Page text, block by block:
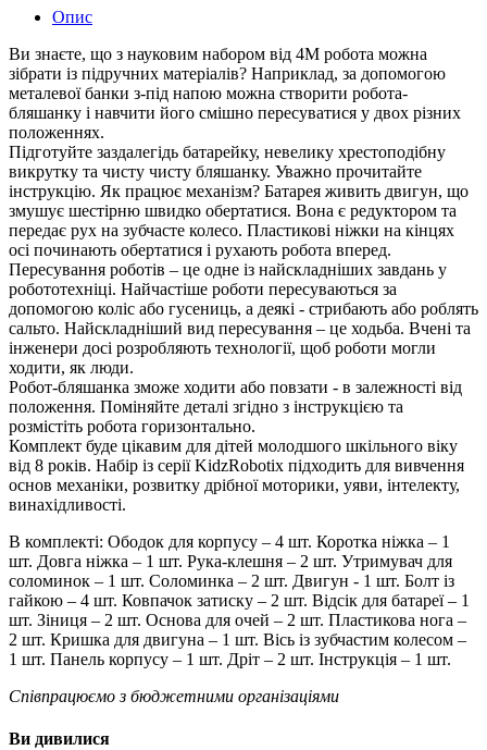
Опис
Ви знаєте, що з науковим набором від 4М робота можна
зібрати із підручних матеріалів? Наприклад, за допомогою
металевої банки з-під напою можна створити робота-
бляшанку і навчити його смішно пересуватися у двох різних
положеннях.
Підготуйте заздалегідь батарейку, невелику хрестоподібну
викрутку та чисту чисту бляшанку. Уважно прочитайте
інструкцію. Як працює механізм? Батарея живить двигун, що
змушує шестірню швидко обертатися. Вона є редуктором та
передає рух на зубчасте колесо. Пластикові ніжки на кінцях
осі починають обертатися і рухають робота вперед.
Пересування роботів – це одне із найскладніших завдань у
робототехніці. Найчастіше роботи пересуваються за
допомогою коліс або гусениць, а деякі - стрибають або роблять
сальто. Найскладніший вид пересування – це ходьба. Вчені та
інженери досі розробляють технології, щоб роботи могли
ходити, як люди.
Робот-бляшанка зможе ходити або повзати - в залежності від
положення. Поміняйте деталі згідно з інструкцією та
розмістіть робота горизонтально.
Комплект буде цікавим для дітей молодшого шкільного віку
від 8 років. Набір із серії KidzRobotix підходить для вивчення
основ механіки, розвитку дрібної моторики, уяви, інтелекту,
винахідливості.
В комплекті: Ободок для корпусу – 4 шт. Коротка ніжка – 1
шт. Довга ніжка – 1 шт. Рука-клешня – 2 шт. Утримувач для
соломинок – 1 шт. Соломинка – 2 шт. Двигун - 1 шт. Болт із
гайкою – 4 шт. Ковпачок затиску – 2 шт. Відсік для батареї – 1
шт. Зіниця – 2 шт. Основа для очей – 2 шт. Пластикова нога –
2 шт. Кришка для двигуна – 1 шт. Вісь із зубчастим колесом –
1 шт. Панель корпусу – 1 шт. Дріт – 2 шт. Інструкція – 1 шт.
Співпрацюємо з бюджетними організаціями
Ви дивилися